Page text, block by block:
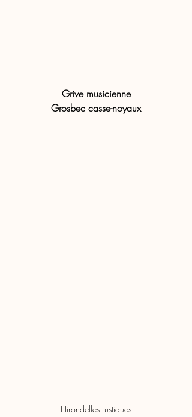
Grive musicienne
Grosbec casse-noyaux
Hirondelles rustiques